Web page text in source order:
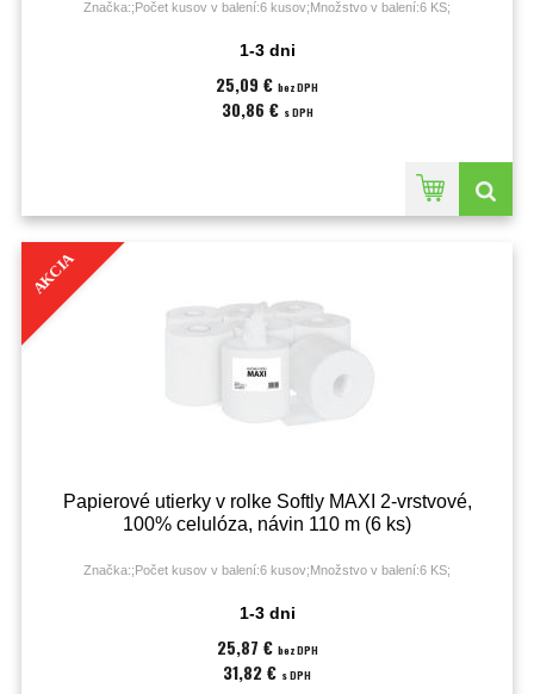
Značka:;Počet kusov v balení:6 kusov;Množstvo v balení:6 KS;
1-3 dni
25,09 € bez DPH
30,86 € s DPH
AKCIA
Papierové utierky v rolke Softly MAXI 2-vrstvové,
100% celulóza, návin 110 m (6 ks)
Značka:;Počet kusov v balení:6 kusov;Množstvo v balení:6 KS;
1-3 dni
25,87 € bez DPH
31,82 € s DPH